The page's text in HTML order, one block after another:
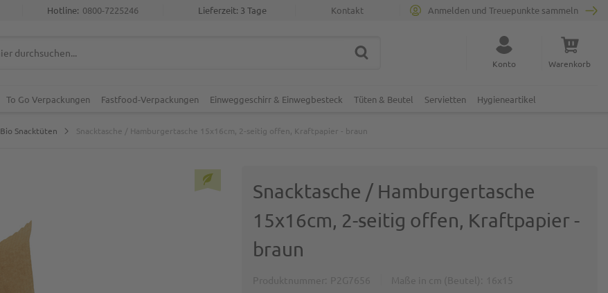
Kontakt
Lieferzeit: 3 Tage
Hotline: 0800-7225246 Anmelden und Treuepunkte sammeln
Suche schließen
SUCHE Konto Warenkorb
To Go Verpackungen Fastfood-Verpackungen Einweggeschirr & Einwegbesteck Tüten & Beutel Servietten Hygieneartikel
Bio Snacktüten Snacktasche / Hamburgertasche 15x16cm, 2-seitig offen, Kraftpapier - braun
Snacktasche / Hamburgertasche
15x16cm, 2-seitig offen, Kraftpapier -
braun